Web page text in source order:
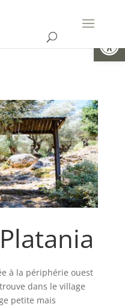
à la périphérie ouest
dans le village
petite mais